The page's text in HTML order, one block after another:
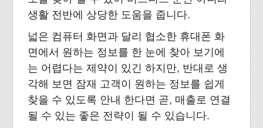
생활 전반에 상당한 도움을 줍니다.
넓은 컴퓨터 화면과 달리 협소한 휴대폰 화
면에서 원하는 정보를 한 눈에 찾아 보기에
는 어렵다는 제약이 있긴 하지만, 반대로 생
각해 보면 잠재 고객이 원하는 정보를 쉽게
찾을 수 있도록 안내 한다면 곧, 매출로 연결
될 수 있는 좋은 전략이 될 수 있습니다.